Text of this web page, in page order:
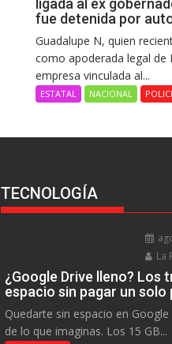
ligada al ex
fue detenida por
Guadalupe N, quien
como apoderada legal de
empresa vinculada al...
ESTATAL NACIONAL
TECNOLOGÍA
La
¿Google Drive lleno? Los
espacio sin pagar un solo
Quedarte sin espacio en
de lo que imaginas. Los 15 GB...